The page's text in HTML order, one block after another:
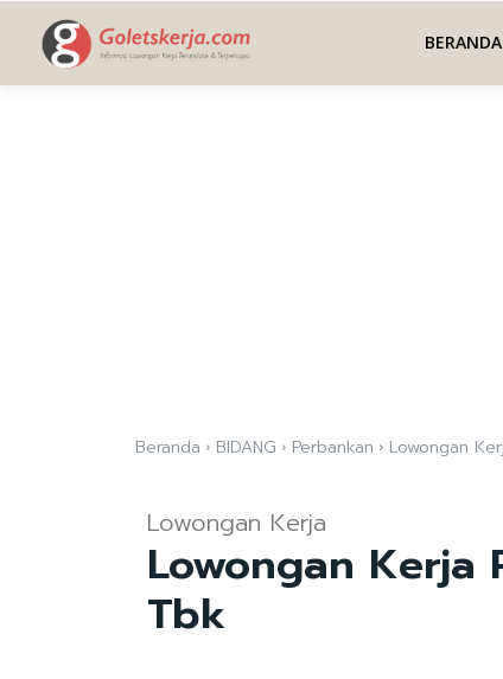
BERANDA
Beranda BIDANG Perbankan Lowongan
Lowongan Kerja
Lowongan Kerja
Tbk